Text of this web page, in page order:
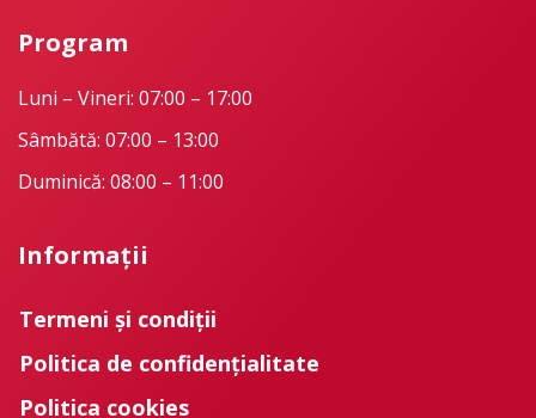
Program
Luni – Vineri: 07:00 – 17:00
Sâmbătă: 07:00 – 13:00
Duminică: 08:00 – 11:00
Informații
Termeni și condiții
Politica de confidențialitate
Politica cookies